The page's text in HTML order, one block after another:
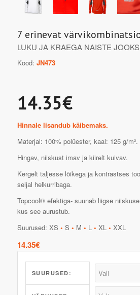
7 erinevat
LUKU JA KRAEGA NAISTE
Kood: JN473
14.35€
Hinnale lisandub käibemaks.
Materjal: 100% polüester, kaal: 125 g/m².
Hingav, niiskust imav ja kiirelt kuivav.
Kergelt taljesse lõikega ja kontrastses
seljal helkurribaga.
Topcool® efektiga- suunab liigse
kus see aurustub.
Suurused: XS • S • M • L • XL • XXL
14.35€
SUURUSED: